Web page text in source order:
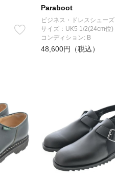
Paraboot
ビジネス・ドレスシューズ
サイズ：UK5 1/2(24cm位)
コンディション: B
48,600円（税込）